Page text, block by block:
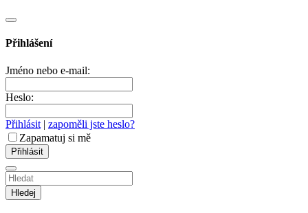
Přihlášení
Jméno nebo e-mail:
Heslo:
Přihlásit | zapoměli jste heslo?
Zapamatuj si mě
Hledej